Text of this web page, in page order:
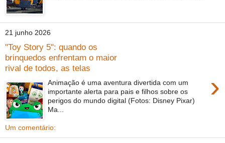
21 junho 2026
"Toy Story 5": quando os
brinquedos enfrentam o maior
rival de todos, as telas
›
Animação é uma aventura divertida com um
importante alerta para pais e filhos sobre os
perigos do mundo digital (Fotos: Disney Pixar)
Ma...
Um comentário: